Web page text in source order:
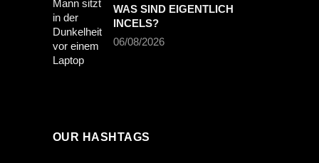
WAS SIND EIGENTLICH
INCELS?
06/08/2026
OUR HASHTAGS